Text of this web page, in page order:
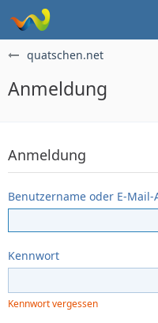
quatschen.net
Anmeldung
Anmeldung
Benutzername oder E-Mail-
Kennwort
Kennwort vergessen